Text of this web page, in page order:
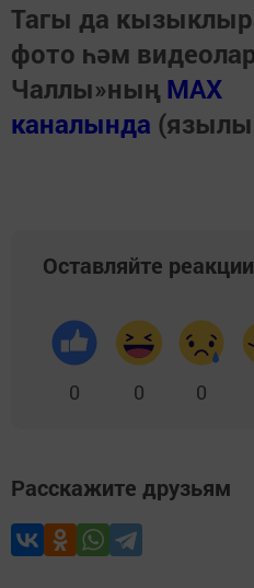
Тагы да
фото һәм
Чаллы»ның MAX
каналында
Оставляйте реакции
0 0 0
Расскажите друзьям